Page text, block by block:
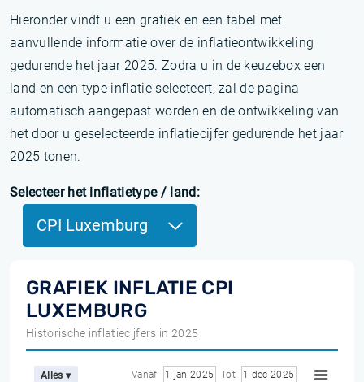
Hieronder vindt u een grafiek en een tabel met
aanvullende informatie over de inflatieontwikkeling
gedurende het jaar 2025. Zodra u in de keuzebox een
land en een type inflatie selecteert, zal de pagina
automatisch aangepast worden en de ontwikkeling van
het door u geselecteerde inflatiecijfer gedurende het jaar
2025 tonen.
Selecteer het inflatietype / land:
CPI Luxemburg
GRAFIEK INFLATIE CPI
LUXEMBURG
Historische inflatiecijfers in 2025
Alles ▾ Vanaf 1 jan 2025 Tot 1 dec 2025